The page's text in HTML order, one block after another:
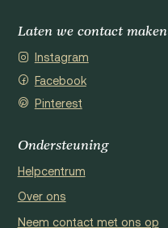
Laten we contact maken
Instagram
Facebook
Pinterest
Ondersteuning
Helpcentrum
Over ons
Neem contact met ons op